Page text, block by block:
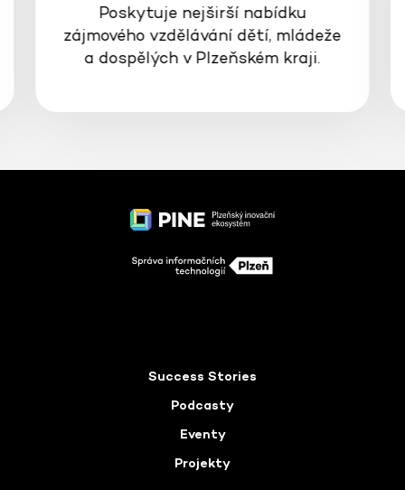
Poskytuje nejširší nabídku
zájmového vzdělávání dětí, mládeže
a dospělých v Plzeňském kraji.
Success Stories
Podcasty
Eventy
Projekty